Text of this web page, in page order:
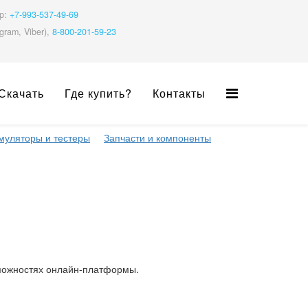
+7-993-537-49-69
Viber), 8-800-201-59-23
Где купить? Контакты
и тестеры Запчасти и компоненты
онлайн-платформы.